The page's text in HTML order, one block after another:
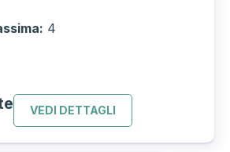
4
VEDI DETTAGLI